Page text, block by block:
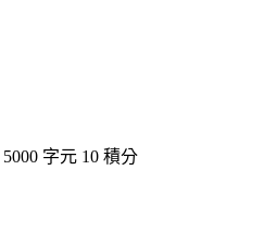
5000 字元 10 積分